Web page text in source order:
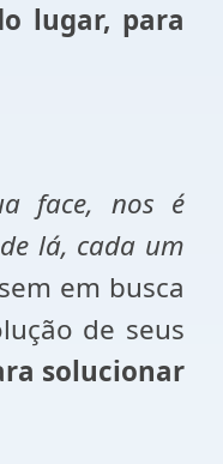
lugar, para
face, nos é
lá, cada um
em busca
de seus
solucionar